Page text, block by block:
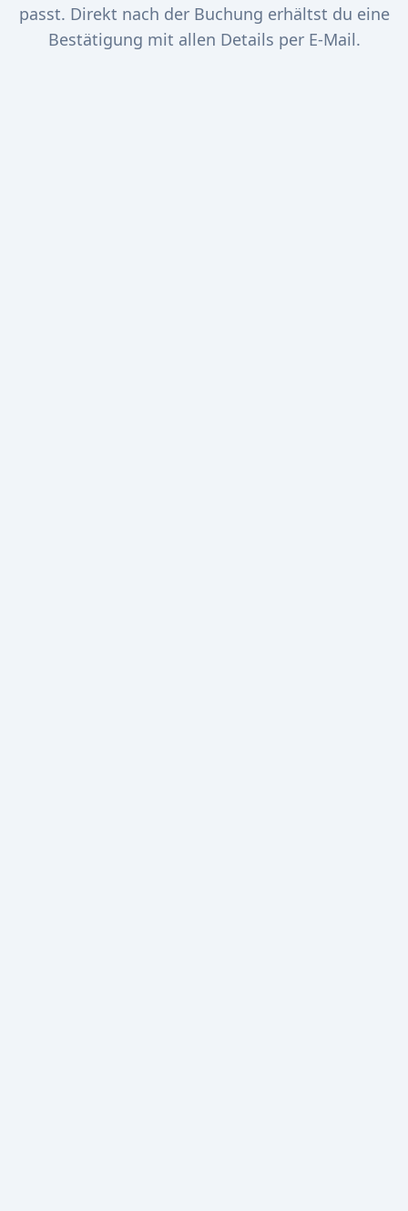
passt. Direkt nach der Buchung erhältst du eine
Bestätigung mit allen Details per E-Mail.